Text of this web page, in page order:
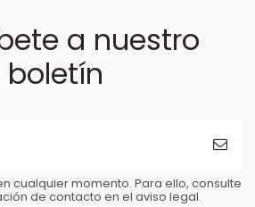
a nuestro
boletín
cualquier momento. Para ello, consulte
de contacto en el aviso legal.